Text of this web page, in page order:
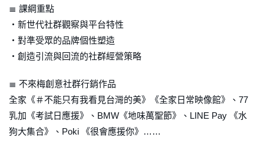
≣ 課綱重點
・新世代社群觀察與平台特性
・對準受眾的品牌個性塑造
・創造引流與回流的社群經營策略
≣ 不來梅創意社群行銷作品
全家《＃不能只有我看見台灣的美》《全家日常映像館》、77
乳加《考試日應援》、BMW《地味萬聖節》、LINE Pay 《水
狗大集合》、Poki 《很會應援你》……